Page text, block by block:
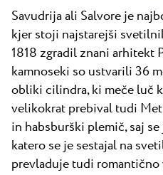
Savudrija ali Salvore je
kjer stoji najstarejši
1818 zgradil znani arhitekt
kamnoseki so ustvarili 36
obliki cilindra, ki meče luč
velikokrat prebival tudi
in habsburški plemič, saj
katero se je sestajal na
prevladuje tudi romantično